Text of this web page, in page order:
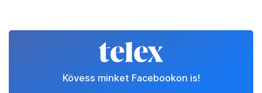
Kövess minket Facebookon is!